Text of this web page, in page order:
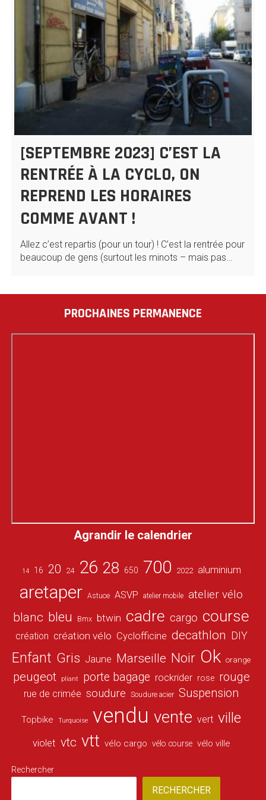
[SEPTEMBRE 2023] C’EST LA
RENTRÉE À LA CYCLO, ON
REPREND LES HORAIRES
COMME AVANT !
Allez c’est repartis (pour un tour) ! C’est la rentrée pour
beaucoup de gens (surtout les minots – mais pas…
PROCHAINES PERMANENCE
Agrandir le calendrier
14 16 20 24 26 28 650 700 2022 aluminium
aretaper Astuce ASVP atelier mobile atelier vélo
blanc bleu Bmx btwin cadre cargo course
création création vélo Cyclofficine decathlon DIY
Enfant Gris Jaune Marseille Noir Ok orange
peugeot pliant porte bagage rockrider rose rouge
rue de crimée soudure Soudure acier Suspension
Topbike Turquoise vendu vente vert ville
violet vtc vtt vélo cargo vélo course vélo ville
Rechercher
RECHERCHER